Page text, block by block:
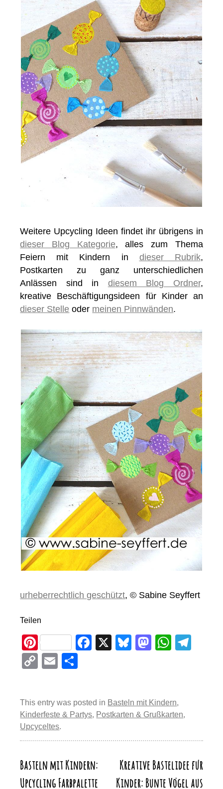
Weitere Upcycling Ideen findet ihr übrigens in
dieser Blog Kategorie, alles zum Thema
Feiern mit Kindern in dieser Rubrik,
Postkarten zu ganz unterschiedlichen
Anlässen sind in diesem Blog Ordner,
kreative Beschäftigungsideen für Kinder an
dieser Stelle oder meinen Pinnwänden.
urheberrechtlich geschützt, © Sabine Seyffert
Teilen
Pi
nt
er
st
F
b
o
o
X
Bl
y
M
d
o
n
W
A
p
p
C
y
Li
n
k
E
n
This entry was posted in Basteln mit Kindern,
Kinderfeste & Partys, Postkarten & Grußkarten,
Upcyceltes.
Beitragsnavigation
Basteln mit Kindern:
Upcycling Farbpalette
Kreative Bastelidee für
Kinder: Bunte Vögel aus